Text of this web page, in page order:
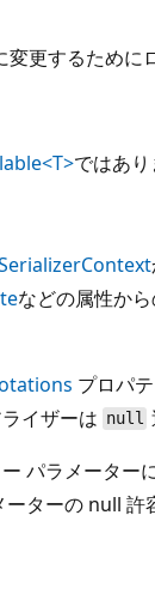
更するために
ではあり
などの属性か
プロパ
イザーは null
パラメーター
ターの null 許